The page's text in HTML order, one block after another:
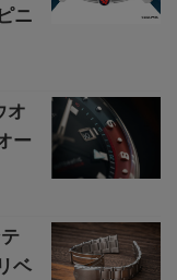
ニ
オ
ー
ベ